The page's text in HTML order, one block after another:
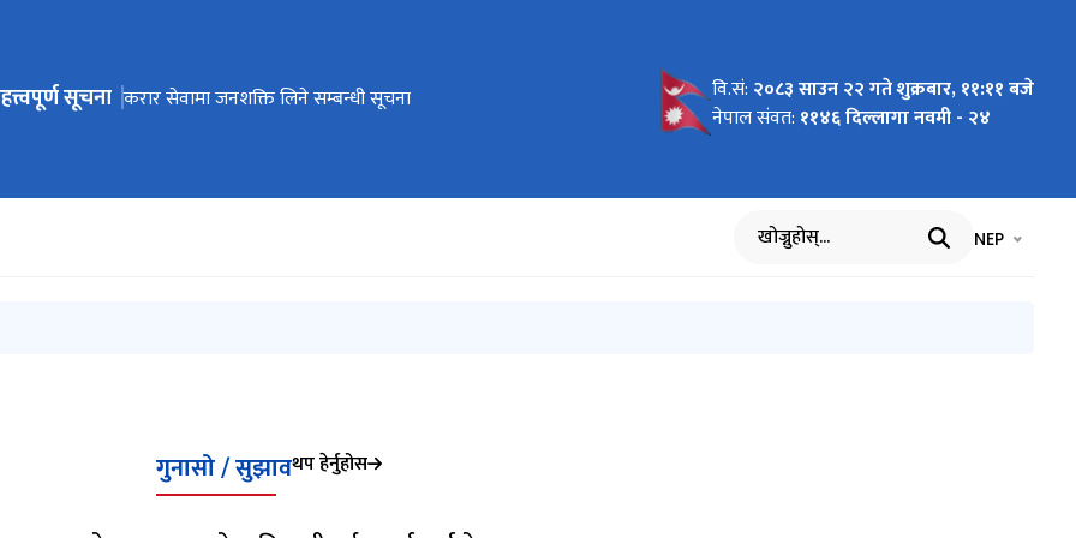
जानुहोस्
सूचना माई नगरपालिकको बस्तुगत विवरण
करार सेवामा जनशक्ति लिने सम्बन्धी सूचना
वक्तृत्वकला प्रतियोगितामा सहभागी हुनेसम्बन्धी सूचना
स्वतःप्रकाशन २०८१ /८२ वि.सं: २०८३ साउन २२ गते शुक्रबार, ११:११ बजे
नेपाल संवत: ११४६ दिल्लागा नवमी - २४
खोज्नुहोस् भाषा चयन
NEP
गुनासो / सुझावथप हेर्नुहोस